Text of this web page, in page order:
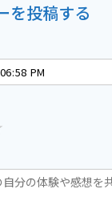
を投稿する